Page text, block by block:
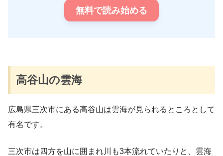
無料で読み始める
高谷山の雲海
広島県三次市にある高谷山は雲海が見られるところとして
有名です。
三次市は四方を山に囲まれ川も3本流れていたりと、雲海